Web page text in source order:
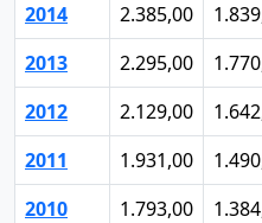
2014
2.385,00
2013
2.295,00
2012
2.129,00
2011
1.931,00
2010
1.793,00